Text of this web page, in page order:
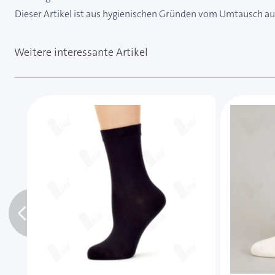
Dieser Artikel ist aus hygienischen Gründen vom Umtausch
Weitere interessante Artikel